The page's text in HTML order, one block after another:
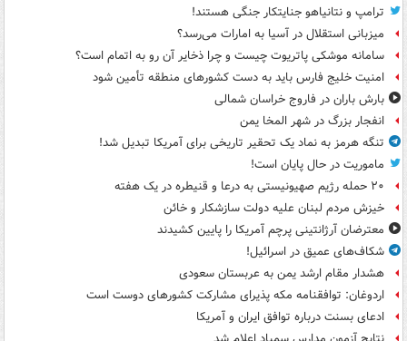
ترامپ و نتانیاهو جنایتکار جنگی هستند!
میزبانی استقلال در آسیا به امارات می‌رسد؟
سامانه موشکی پاتریوت چیست و چرا ذخایر آن رو به اتمام است؟
امنیت خلیج فارس باید به دست کشورهای منطقه تأمین شود
بارش باران در فاروج خراسان شمالی
انفجار بزرگ در شهر المخا یمن
تنگه هرمز به نماد یک تحقیر تاریخی برای آمریکا تبدیل شد!
ماموریت در حال پایان است!
۲۰ حمله رژیم صهیونیستی به درعا و قنیطره در یک هفته
خیزش مردم لبنان علیه دولت سازشکار و خائن
معترضان آرژانتینی پرچم آمریکا را پایین کشیدند
شکاف‌های عمیق در اسرائیل!
هشدار مقام ارشد یمن به عربستان سعودی
اردوغان: توافقنامه مکه پذیرای مشارکت کشورهای دوست است
ادعای بسنت درباره توافق ایران و آمریکا